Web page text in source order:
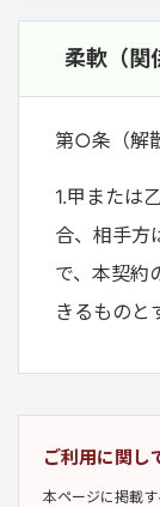
柔軟（関
第○条（解
1.甲または
合、相手方
で、本契約
きるものと
ご利用に関し
本ページに掲載